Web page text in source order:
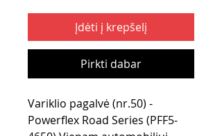
Įdėti į krepšelį
Pirkti dabar
Variklio pagalvė (nr.50) -
Powerflex Road Series (PFF5-